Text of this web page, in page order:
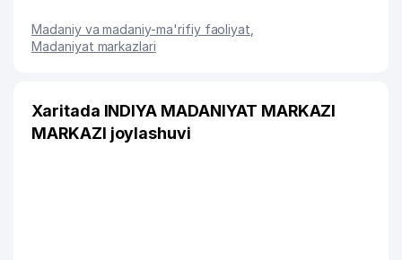
Madaniy va madaniy-ma'rifiy faoliyat
Madaniyat markazlari
Xaritada INDIYA MADANIYAT MARKAZI
MARKAZI joylashuvi